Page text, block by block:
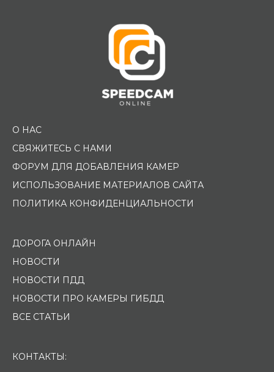
О НАС
СВЯЖИТЕСЬ С НАМИ
ФОРУМ ДЛЯ ДОБАВЛЕНИЯ КАМЕР
ИСПОЛЬЗОВАНИЕ МАТЕРИАЛОВ САЙТА
ПОЛИТИКА КОНФИДЕНЦИАЛЬНОСТИ
ДОРОГА ОНЛАЙН
НОВОСТИ
НОВОСТИ ПДД
НОВОСТИ ПРО КАМЕРЫ ГИБДД
ВСЕ СТАТЬИ
КОНТАКТЫ: